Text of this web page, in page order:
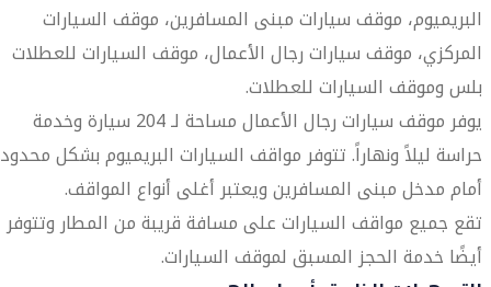
البريميوم، موقف سيارات مبنى المسافرين، موقف السيارات
المركزي، موقف سيارات رجال الأعمال، موقف السيارات للعطلات
بلس وموقف السيارات للعطلات.
يوفر موقف سيارات رجال الأعمال مساحة لـ 204 سيارة وخدمة
حراسة ليلاً ونهاراً. تتوفر مواقف السيارات البريميوم بشكل محدود
أمام مدخل مبنى المسافرين ويعتبر أغلى أنواع المواقف.
تقع جميع مواقف السيارات على مسافة قريبة من المطار وتتوفر
أيضًا خدمة الحجز المسبق لموقف السيارات.